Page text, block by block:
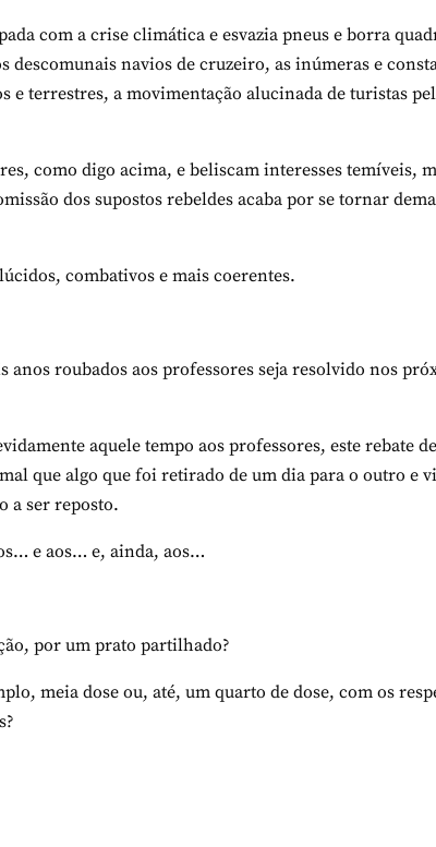
com a crise climática e esvazia pneus e borra
navios de cruzeiro, as inúmeras e
e terrestres, a movimentação alucinada de turistas
como digo acima, e beliscam interesses temíveis,
dos supostos rebeldes acaba por se tornar
combativos e mais coerentes.
anos roubados aos professores seja resolvido nos
aquele tempo aos professores, este rebate de
que algo que foi retirado de um dia para o outro e
a ser reposto.
e aos… e, ainda, aos…
por um prato partilhado?
meia dose ou, até, um quarto de dose, com os